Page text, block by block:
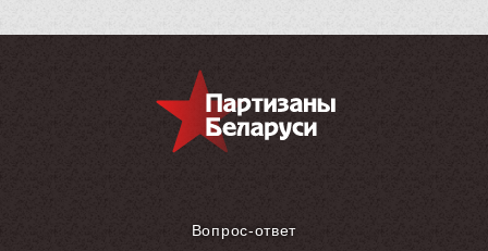
Вопрос-ответ